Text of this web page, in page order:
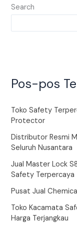
Search
Pos-pos
Toko Safety
Protector
Distributor Resmi
Seluruh Nusantara
Jual Master Lock
Safety Terpercaya
Pusat Jual
Toko Kacamata
Harga Terjangkau